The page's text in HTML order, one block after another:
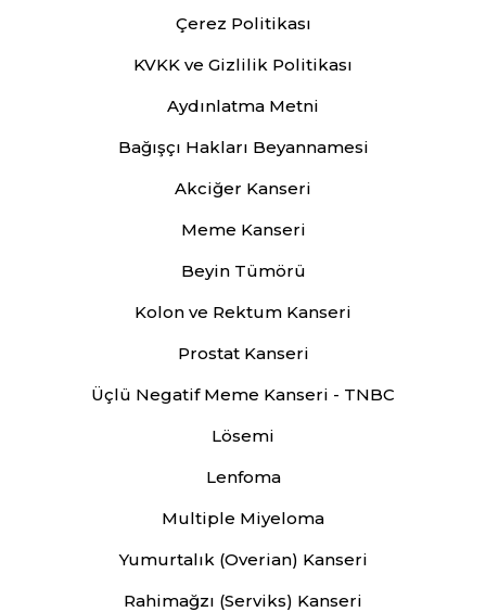
Çerez Politikası
KVKK ve Gizlilik Politikası
Aydınlatma Metni
Bağışçı Hakları Beyannamesi
Akciğer Kanseri
Meme Kanseri
Beyin Tümörü
Kolon ve Rektum Kanseri
Prostat Kanseri
Üçlü Negatif Meme Kanseri - TNBC
Lösemi
Lenfoma
Multiple Miyeloma
Yumurtalık (Overian) Kanseri
Rahimağzı (Serviks) Kanseri